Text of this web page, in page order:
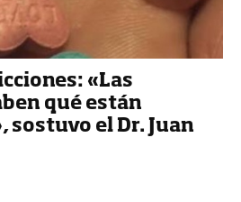
«Las
qué están
sostuvo el Dr. Juan